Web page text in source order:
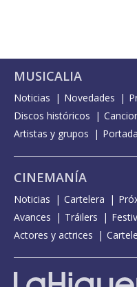
MUSICALIA
Noticias Novedades
Discos históricos
Artistas y grupos
CINEMANÍA
Noticias Cartelera
Avances
Tráilers
Actores y actrices